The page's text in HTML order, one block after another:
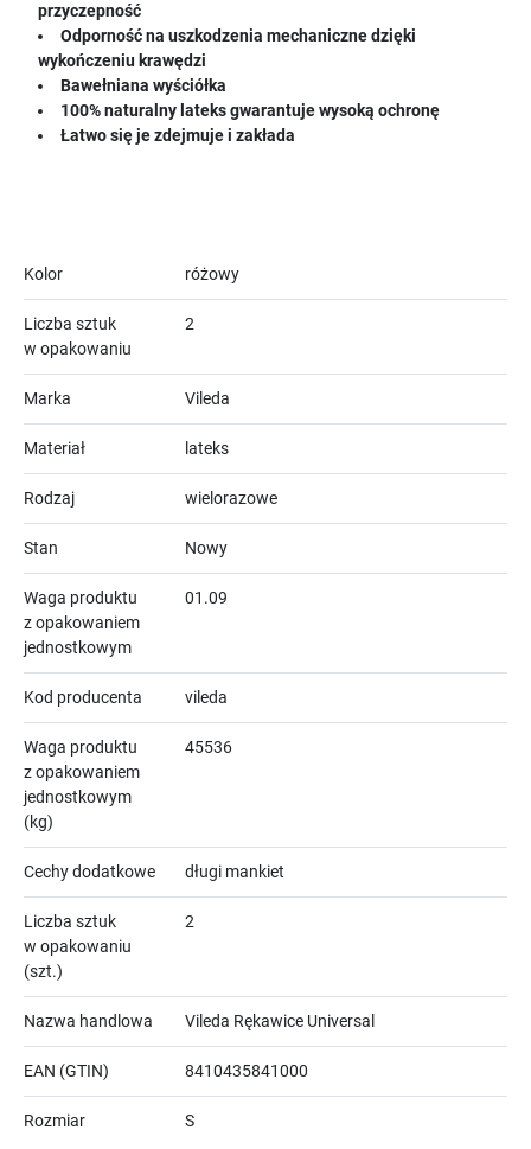
przyczepność
Odporność na uszkodzenia mechaniczne dzięki
wykończeniu krawędzi
Bawełniana wyściółka
100% naturalny lateks gwarantuje wysoką ochronę
Łatwo się je zdejmuje i zakłada
Kolor różowy
Liczba sztuk
w opakowaniu
2
Marka Vileda
Materiał lateks
Rodzaj wielorazowe
Stan Nowy
Waga produktu
z opakowaniem
jednostkowym
01.09
Kod producenta vileda
Waga produktu
z opakowaniem
jednostkowym
(kg)
45536
Cechy dodatkowe długi mankiet
Liczba sztuk
w opakowaniu
(szt.)
2
Nazwa handlowa Vileda Rękawice Universal
EAN (GTIN) 8410435841000
Rozmiar S